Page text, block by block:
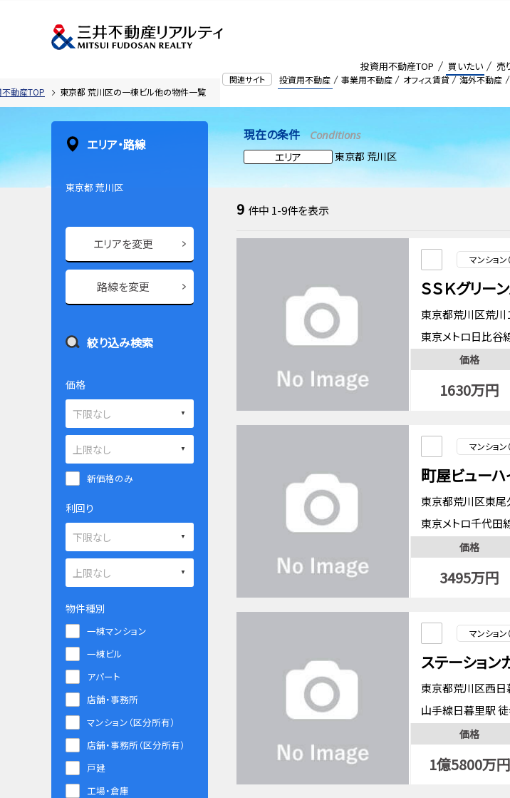
関連サイト 投資用不動産 事業用不動産 オフィス賃貸 海外不動産
投資用不動産TOP 買いたい 売
動産TOP 東京都 荒川区の一棟ビル他の物件一覧
現在の条件 Conditions
エリア
東京都 荒川区
9 件中 1-9件を表示
マンション
ＳＳＫグリー
東京都荒川区荒川
東京メトロ日比谷
常磐線三河島駅
都電荒川線荒川
価格
1630万円
マンション
町屋ビューハ
東京都荒川区東尾
東京メトロ千代田
日暮里舎人ライナ
都電荒川線東尾
価格
3495万円
マンション
ステーション
東京都荒川区西日
山手線日暮里駅
京成電鉄本線日暮
東京メトロ千代田
価格
1億5800万円
エリア・路線
東京都 荒川区
エリアを変更
路線を変更
絞り込み検索
価格
新価格のみ
利回り
物件種別
一棟マンション
一棟ビル
アパート
店舗・事務所
マンション（区分所有）
店舗・事務所（区分所有）
戸建
工場・倉庫